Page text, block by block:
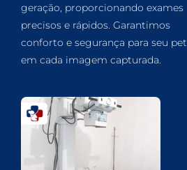
geração, proporcionando exames
precisos e rápidos. Garantimos
conforto e segurança para seu pet
em cada imagem capturada.